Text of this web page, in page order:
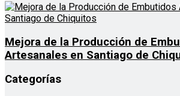
Mejora de la Producción de
Artesanales en Santiago de
Categorías